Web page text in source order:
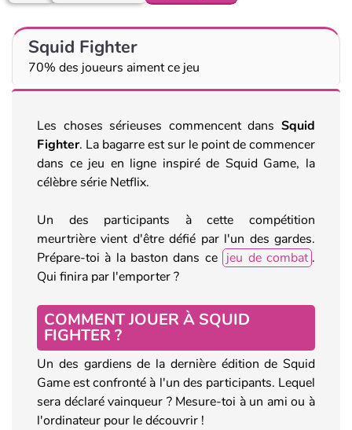
Squid Fighter
70% des joueurs aiment ce jeu
Les choses sérieuses commencent dans Squid
Fighter. La bagarre est sur le point de commencer
dans ce jeu en ligne inspiré de Squid Game, la
célèbre série Netflix.
Un des participants à cette compétition
meurtrière vient d'être défié par l'un des gardes.
Prépare-toi à la baston dans ce jeu de combat .
Qui finira par l'emporter ?
COMMENT JOUER À SQUID
FIGHTER ?
Un des gardiens de la dernière édition de Squid
Game est confronté à l'un des participants. Lequel
sera déclaré vainqueur ? Mesure-toi à un ami ou à
l'ordinateur pour le découvrir !